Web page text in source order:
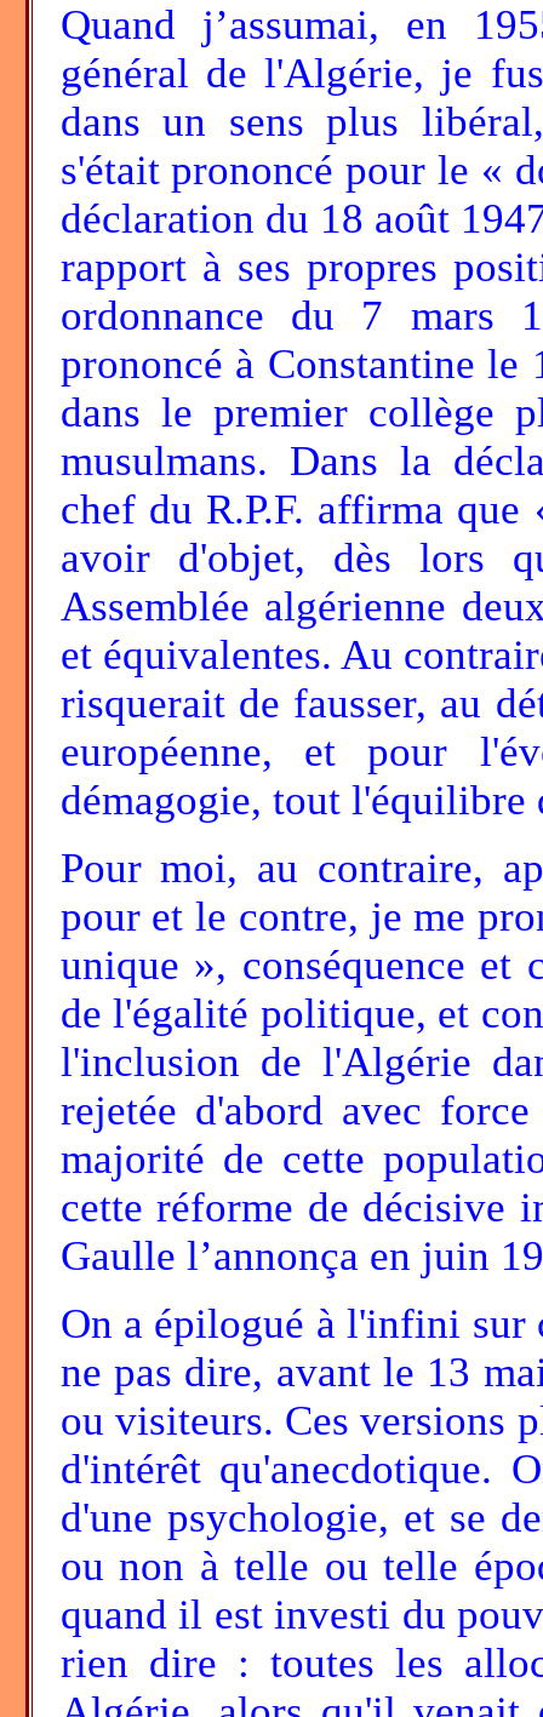
Quand j’assumai, en
général de l'Algérie, je
dans un sens plus
s'était prononcé pour le «
déclaration du 18 août
rapport à ses propres
ordonnance du 7 mars
prononcé à Constantine
dans le premier collège
musulmans. Dans la
chef du R.P.F. affirma
avoir d'objet, dès lors
Assemblée algérienne
et équivalentes. Au
risquerait de fausser, au
européenne, et pour
démagogie, tout l'équilibre
Pour moi, au contraire,
pour et le contre, je me
unique », conséquence et
de l'égalité politique, et
l'inclusion de l'Algérie
rejetée d'abord avec
majorité de cette
cette réforme de décisive
Gaulle l’annonça en juin
On a épilogué à l'infini sur
ne pas dire, avant le 13
ou visiteurs. Ces versions
d'intérêt qu'anecdotique.
d'une psychologie, et se
ou non à telle ou telle
quand il est investi du
rien dire : toutes les